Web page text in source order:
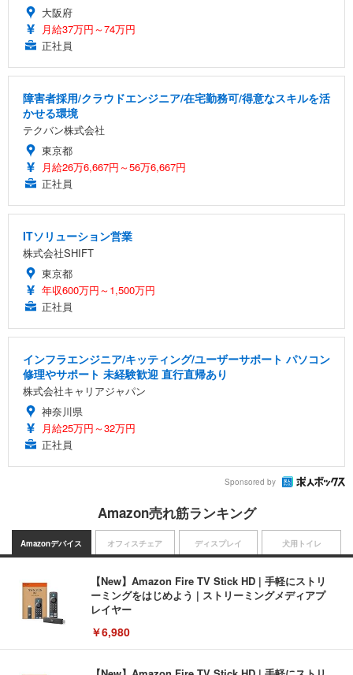
大阪府
月給37万円～74万円
正社員
障害者採用/クラウドエンジニア/在宅勤務可/得意なスキルを活
かせる環境
テクバン株式会社
東京都
月給26万6,667円～56万6,667円
正社員
ITソリューション営業
株式会社SHIFT
東京都
年収600万円～1,500万円
正社員
インフラエンジニア/キッティング/ユーザーサポート パソコン
修理やサポート 未経験歓迎 直行直帰あり
株式会社キャリアジャパン
神奈川県
月給25万円～32万円
正社員
Sponsored by
Amazon売れ筋ランキング
Amazonデバイス
【New】Amazon Fire TV Stick HD | 手軽にストリ
ーミングをはじめよう | ストリーミングメディアプ
レイヤー
￥6,980
オフィスチェア ディスプレイ 犬用トイレ